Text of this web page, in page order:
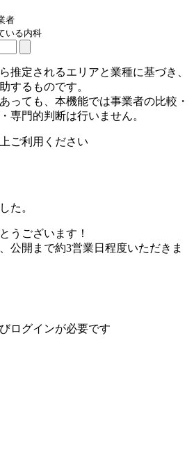
者
いる内科
推定されるエリアと業種に基づき、
するものです。
っても、本機能では事業者の比較・
専門的判断は行いません。
ご利用ください
た。
うございます！
公開まで約3営業日程度いただきま
ログインが必要です